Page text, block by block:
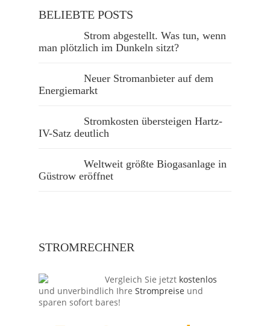
BELIEBTE POSTS
Strom abgestellt. Was tun, wenn
man plötzlich im Dunkeln sitzt?
Neuer Stromanbieter auf dem
Energiemarkt
Stromkosten übersteigen Hartz-
IV-Satz deutlich
Weltweit größte Biogasanlage in
Güstrow eröffnet
STROMRECHNER
Vergleich Sie jetzt kostenlos
und unverbindlich Ihre Strompreise und
sparen sofort bares!